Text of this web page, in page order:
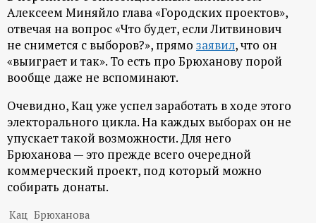
п
о
р
т
а
л
Алексеем Миняйло глава «Городских проектов»,
отвечая на вопрос «Что будет, если Литвинович
не снимется с выборов?», прямо заявил, что он
«выиграет и так». То есть про Брюханову порой
вообще даже не вспоминают.
Очевидно, Кац уже успел заработать в ходе этого
электорального цикла. На каждых выборах он не
упускает такой возможности. Для него
Брюханова — это прежде всего очередной
коммерческий проект, под который можно
собирать донаты.
Кац Брюханова